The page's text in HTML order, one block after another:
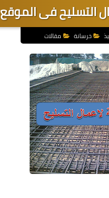
التسليح فى الموقع
خرسانة مقالات